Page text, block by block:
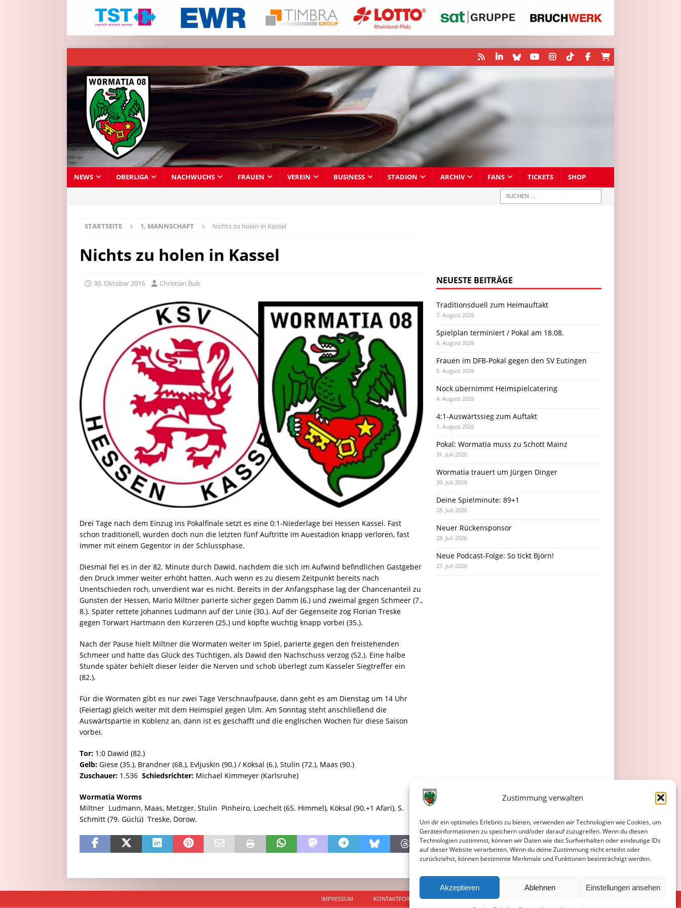
Zustimmung verwalten
Um dir ein optimales Erlebnis zu bieten, verwenden wir Technologien wie Cookies, um
Geräteinformationen zu speichern und/oder darauf zuzugreifen. Wenn du diesen
Technologien zustimmst, können wir Daten wie das Surfverhalten oder eindeutige IDs
auf dieser Website verarbeiten. Wenn du deine Zustimmung nicht erteilst oder
zurückziehst, können bestimmte Merkmale und Funktionen beeinträchtigt werden.
Akzeptieren Ablehnen Einstellungen ansehen
NEWS OBERLIGA NACHWUCHS FRAUEN VEREIN BUSINESS STADION ARCHIV FANS TICKETS SHOP
STARTSEITE 1. MANNSCHAFT Nichts zu holen in Kassel
Nichts zu holen in Kassel
30. Oktober 2016 Christian Bub
Drei Tage nach dem Einzug ins Pokalfinale setzt es eine 0:1-Niederlage bei Hessen Kassel. Fast
schon traditionell, wurden doch nun die letzten fünf Auftritte im Auestadion knapp verloren, fast
immer mit einem Gegentor in der Schlussphase.
Diesmal fiel es in der 82. Minute durch Dawid, nachdem die sich im Aufwind befindlichen Gastgeber
den Druck immer weiter erhöht hatten. Auch wenn es zu diesem Zeitpunkt bereits nach
Unentschieden roch, unverdient war es nicht. Bereits in der Anfangsphase lag der Chancenanteil zu
Gunsten der Hessen, Mario Miltner parierte sicher gegen Damm (6.) und zweimal gegen Schmeer (7.,
8.). Später rettete Johannes Ludmann auf der Linie (30.). Auf der Gegenseite zog Florian Treske
gegen Torwart Hartmann den Kürzeren (25.) und köpfte wuchtig knapp vorbei (35.).
Nach der Pause hielt Miltner die Wormaten weiter im Spiel, parierte gegen den freistehenden
Schmeer und hatte das Glück des Tüchtigen, als Dawid den Nachschuss verzog (52.). Eine halbe
Stunde später behielt dieser leider die Nerven und schob überlegt zum Kasseler Siegtreffer ein
(82.).
Für die Wormaten gibt es nur zwei Tage Verschnaufpause, dann geht es am Dienstag um 14 Uhr
(Feiertag) gleich weiter mit dem Heimspiel gegen Ulm. Am Sonntag steht anschließend die
Auswärtspartie in Koblenz an, dann ist es geschafft und die englischen Wochen für diese Saison
vorbei.
Tor: 1:0 Dawid (82.)
Gelb: Giese (35.), Brandner (68.), Evljuskin (90.) / Köksal (6.), Stulin (72.), Maas (90.)
Zuschauer: 1.536 Schiedsrichter: Michael Kimmeyer (Karlsruhe)
Wormatia Worms
Miltner  Ludmann, Maas, Metzger, Stulin  Pinheiro, Loechelt (65. Himmel), Köksal (90.+1 Afari), S.
Schmitt (79. Güclü)  Treske, Dorow.
NEUESTE BEITRÄGE
Traditionsduell zum Heimauftakt
7. August 2026
Spielplan terminiert / Pokal am 18.08.
6. August 2026
Frauen im DFB-Pokal gegen den SV Eutingen
5. August 2026
Nock übernimmt Heimspielcatering
4. August 2026
4:1-Auswärtssieg zum Auftakt
1. August 2026
Pokal: Wormatia muss zu Schott Mainz
31. Juli 2026
Wormatia trauert um Jürgen Dinger
30. Juli 2026
Deine Spielminute: 89+1
28. Juli 2026
Neuer Rückensponsor
28. Juli 2026
Neue Podcast-Folge: So tickt Björn!
27. Juli 2026
IMPRESSUM KONTAKTFORMULAR DATENSCHUTZERKLÄRUNG